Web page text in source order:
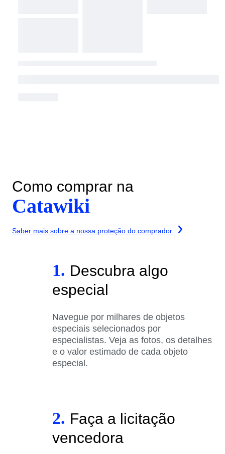
Como comprar na
Catawiki
Saber mais sobre a nossa proteção do comprador
1. Descubra algo
especial
Navegue por milhares de objetos
especiais selecionados por
especialistas. Veja as fotos, os detalhes
e o valor estimado de cada objeto
especial.
2. Faça a licitação
vencedora